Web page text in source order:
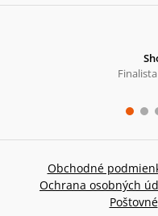
Obchodné
Ochrana osobných
Poštovné